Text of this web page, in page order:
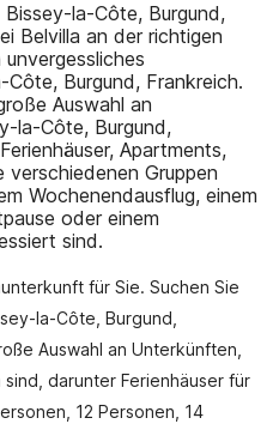
Bissey-la-Côte, Burgund,
Belvilla an der richtigen
Burgund, Frankreich.
Auswahl an
la-Côte, Burgund,
Apartments,
verschiedenen Gruppen
Wochenendausflug, einem
oder einem
sind.
für Sie. Suchen Sie
la-Côte, Burgund,
Auswahl an Unterkünften,
darunter Ferienhäuser für
12 Personen, 14